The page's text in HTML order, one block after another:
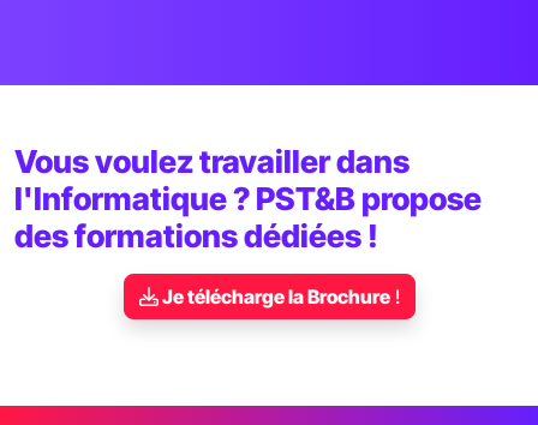
Vous voulez travailler dans
l'Informatique ? PST&B propose
des formations dédiées !
Je télécharge la Brochure!